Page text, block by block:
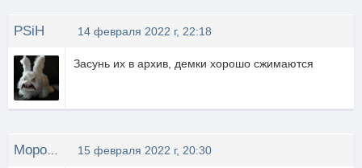
PSiH 14 февраля 2022 г, 22:18
Засунь их в архив, демки хорошо сжимаются
15 февраля 2022 г, 20:30